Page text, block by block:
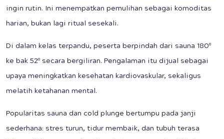
ingin rutin. Ini menempatkan pemulihan sebagai komoditas
harian, bukan lagi ritual sesekali.
Di dalam kelas terpandu, peserta berpindah dari sauna 180º
ke bak 52º secara bergiliran. Pengalaman itu dijual sebagai
upaya meningkatkan kesehatan kardiovaskular, sekaligus
melatih ketahanan mental.
Popularitas sauna dan cold plunge bertumpu pada janji
sederhana: stres turun, tidur membaik, dan tubuh terasa